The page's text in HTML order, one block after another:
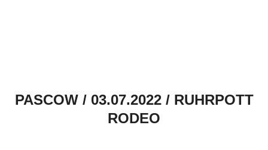
PASCOW / 03.07.2022 / RUHRPOTT
RODEO